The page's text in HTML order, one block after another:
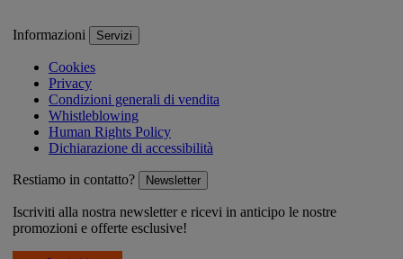
Informazioni Servizi
Cookies
Privacy
Condizioni generali di vendita
Whistleblowing
Human Rights Policy
Dichiarazione di accessibilità
Restiamo in contatto? Newsletter
Iscriviti alla nostra newsletter e ricevi in anticipo le nostre
promozioni e offerte esclusive!